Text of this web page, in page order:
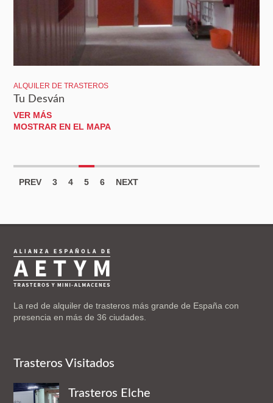
ALQUILER DE TRASTEROS
Tu Desván
VER MÁS
MOSTRAR EN EL MAPA
PREV 3 4 5 6 NEXT
La red de alquiler de trasteros más grande de España con
presencia en más de 36 ciudades.
Trasteros Visitados
Trasteros Elche